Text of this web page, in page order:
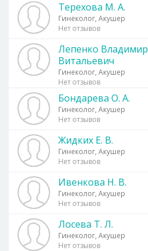
Терехова М. А.
Гинеколог, Акушер
Нет отзывов
Лепенко Владимир
Витальевич
Гинеколог, Акушер
Нет отзывов
Бондарева О. А.
Гинеколог, Акушер
Нет отзывов
Жидких Е. В.
Гинеколог, Акушер
Нет отзывов
Ивенкова Н. В.
Гинеколог, Акушер
Нет отзывов
Лосева Т. Л.
Гинеколог, Акушер
Нет отзывов